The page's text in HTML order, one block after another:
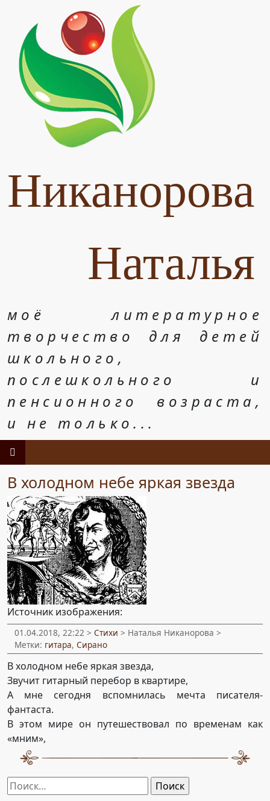
Никанорова
Наталья
моё литературное
творчество для детей
школьного,
послешкольного и
пенсионного возраста,
и не только...
В холодном небе яркая звезда
Источник изображения:
01.04.2018, 22:22 > Стихи > Наталья Никанорова >
Метки: гитара, Сирано
В холодном небе яркая звезда,
Звучит гитарный перебор в квартире,
А мне сегодня вспомнилась мечта писателя-
фантаста.
В этом мире он путешествовал по временам как
«мним»,
Найти: